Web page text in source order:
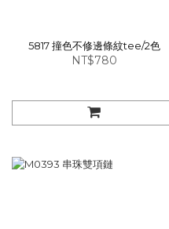
5817 撞色不修邊條紋tee/2色
NT$780